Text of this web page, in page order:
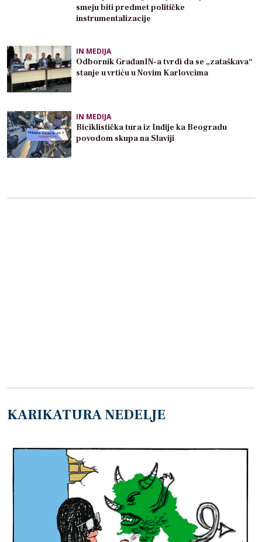
smeju biti predmet političke
instrumentalizacije
IN MEDIJA
Odbornik GrađanIN-a tvrdi da se „zataškava“
stanje u vrtiću u Novim Karlovcima
IN MEDIJA
Biciklistička tura iz Inđije ka Beogradu
povodom skupa na Slaviji
KARIKATURA NEDELJE